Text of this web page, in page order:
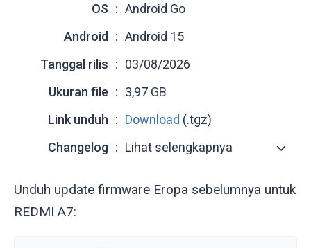
OS
Android Go
Android
Android 15
Tanggal rilis
03/08/2026
Ukuran file
3,97 GB
Link unduh
Download (.tgz)
Changelog
Lihat selengkapnya
Unduh update firmware Eropa sebelumnya untuk
REDMI A7: